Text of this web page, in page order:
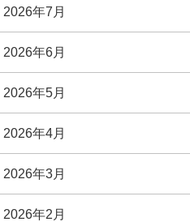
2026年7月
2026年6月
2026年5月
2026年4月
2026年3月
2026年2月